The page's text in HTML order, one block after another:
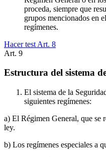
proceda, siempre que
grupos mencionados en
regímenes.
Hacer test Art. 8
Art. 9
Estructura del sistema
El sistema de la
siguientes regímenes:
a) El Régimen General, que se
ley.
b) Los regímenes especiales a